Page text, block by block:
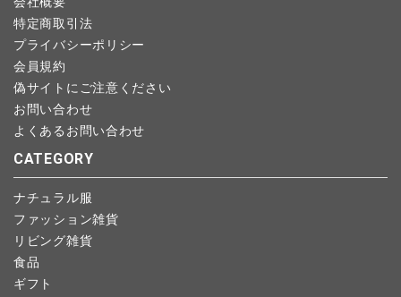
ショップリスト
特定商取引法
プライバシーポリシー
会員規約
偽サイトにご注意ください
お問い合わせ
よくあるお問い合わせ
CATEGORY
ナチュラル服
ファッション雑貨
リビング雑貨
食品
ギフト